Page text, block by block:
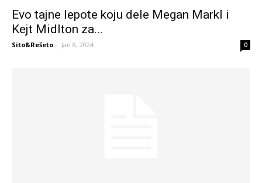
Evo tajne lepote koju dele Megan Markl i
Kejt Midlton za...
Sito&Rešeto - Jan 8, 2024 0